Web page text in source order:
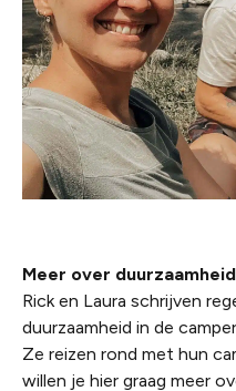
Meer over
Rick en Laura schrijven
duurzaamheid in de
Ze reizen rond met hun
willen je hier graag meer